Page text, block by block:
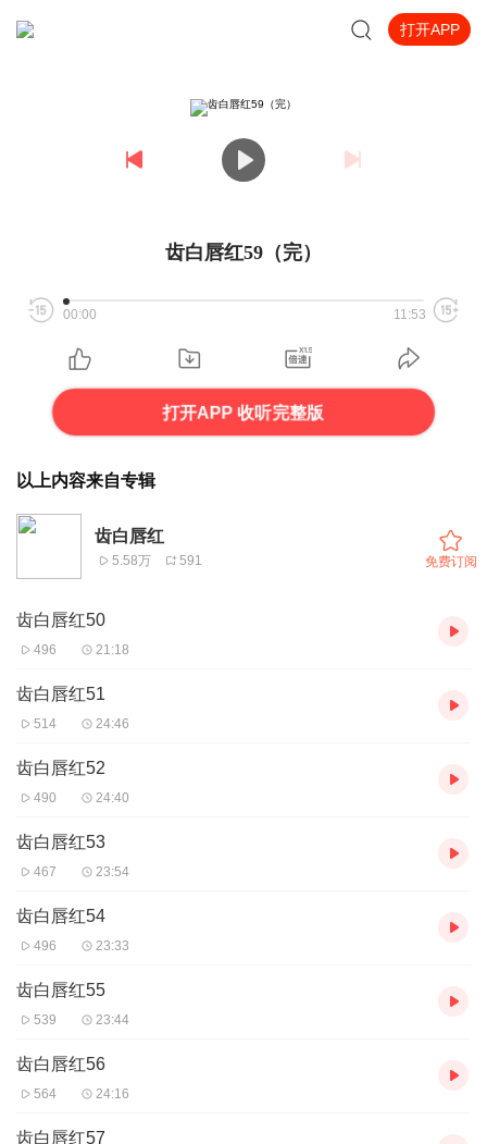
打开APP
齿白唇红59（完）
00:00 11:53
打开APP 收听完整版
以上内容来自专辑
齿白唇红
5.58万 591 免费订阅
齿白唇红50
496 21:18
齿白唇红51
514 24:46
齿白唇红52
490 24:40
齿白唇红53
467 23:54
齿白唇红54
496 23:33
齿白唇红55
539 23:44
齿白唇红56
564 24:16
齿白唇红57